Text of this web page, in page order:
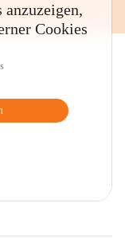
Cookies